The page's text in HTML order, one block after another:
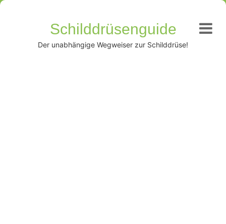
Schilddrüsenguide
Der unabhängige Wegweiser zur Schilddrüse!